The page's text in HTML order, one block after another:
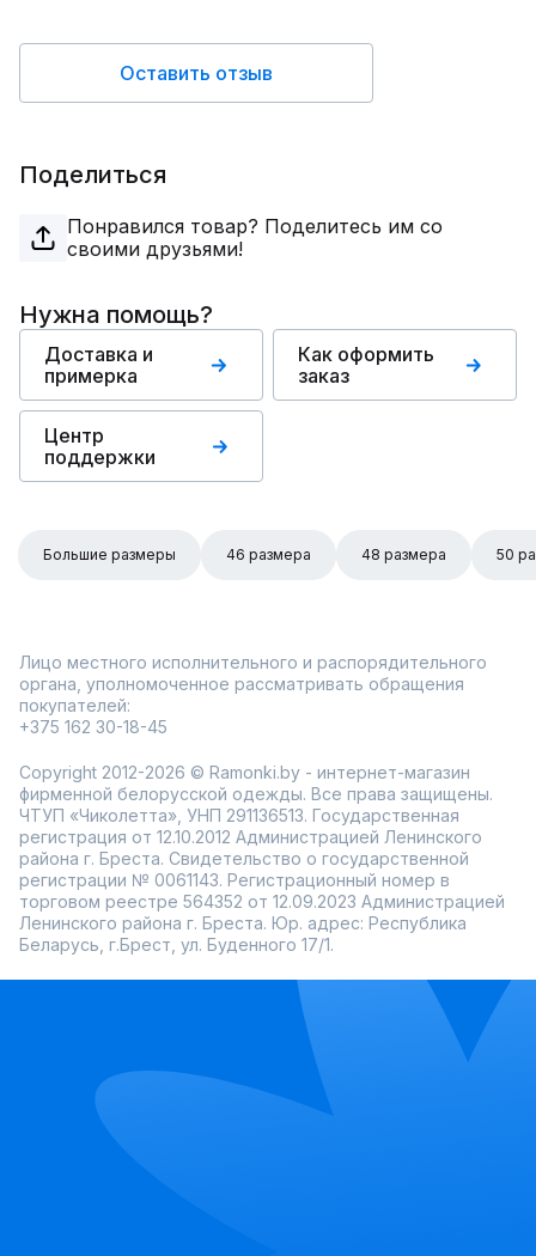
Оставить отзыв
Поделиться
Понравился товар? Поделитесь им со
своими друзьями!
Нужна помощь?
Доставка и
примерка
Как оформить
заказ
Центр
поддержки
Большие размеры 46 размера 48 размера 50
Лицо местного исполнительного и распорядительного
органа, уполномоченное рассматривать обращения
покупателей:
+375 162 30-18-45
Copyright 2012-2026 © Ramonki.by - интернет-магазин
фирменной белорусской одежды. Все права защищены.
ЧТУП «Чиколетта», УНП 291136513. Государственная
регистрация от 12.10.2012 Администрацией Ленинского
района г. Бреста. Свидетельство о государственной
регистрации № 0061143. Регистрационный номер в
торговом реестре 564352 от 12.09.2023 Администрацией
Ленинского района г. Бреста. Юр. адрес: Республика
Беларусь, г.Брест, ул. Буденного 17/1.